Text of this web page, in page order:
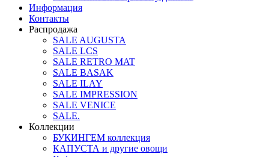
Информация
Контакты
Распродажа
SALE AUGUSTA
SALE LCS
SALE RETRO MAT
SALE BASAK
SALE ILAY
SALE IMPRESSION
SALE VENICE
SALE.
Коллекции
БУКИНГЕМ коллекция
КАПУСТА и другие овощи